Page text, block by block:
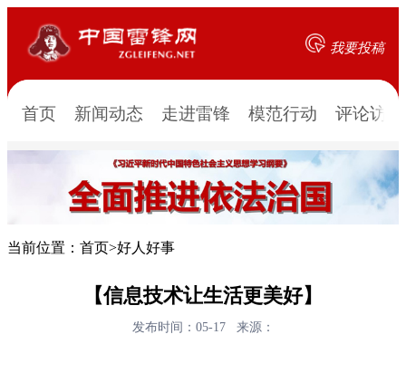
我要投稿
首页 新闻动态 走进雷锋 模范行动 评论访谈
当前位置： 首页>好人好事
【信息技术让生活更美好】
发布时间：05-17 来源：